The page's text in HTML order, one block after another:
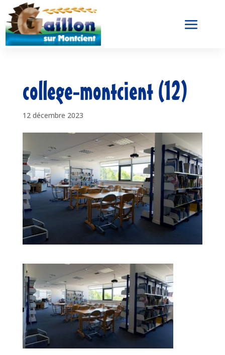
college-montcient (12)
12 décembre 2023